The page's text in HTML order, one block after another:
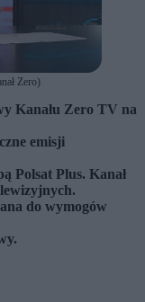
Zero)
Kanału Zero TV na
emisji
Polsat Plus. Kanał
do wymogów